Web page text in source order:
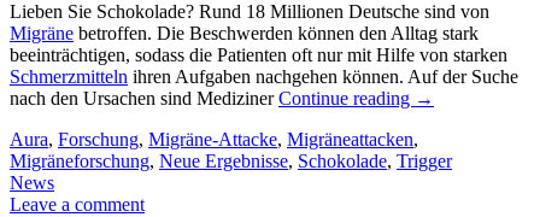
Lieben Sie Schokolade? Rund 18 Millionen Deutsche sind von
Migräne betroffen. Die Beschwerden können den Alltag stark
beeinträchtigen, sodass die Patienten oft nur mit Hilfe von starken
Schmerzmitteln ihren Aufgaben nachgehen können. Auf der Suche
nach den Ursachen sind MedizinerContinue reading →
Aura, Forschung, Migräne-Attacke, Migräneattacken,
Migräneforschung, Neue Ergebnisse, Schokolade, Trigger
News
Leave a comment